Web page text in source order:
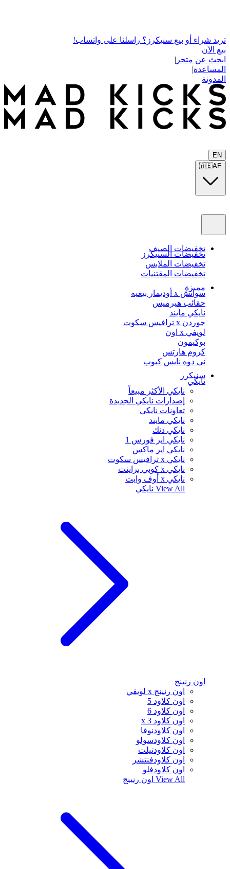
تريد شراء أو بيع سنيكرز؟ راسلنا على واتساب!
بيع الآن|
ابحث عن متجر |
المساعدة|
المدونة
EN
🇦🇪AE
تخفيضات الصيف
تخفيضات السنيكرز
تخفيضات الملابس
تخفيضات المقتنيات
مميزة
سواتش x أوديمار بيغيه
حقائب هيرميس
نايكي مايند
جوردن x ترافيس سكوت
لويفي x اون
بوكيمون
كروم هارتس
ني دوه نايس كيوب
سنيكرز
نايكي
نايكي الأكثر مبيعاً
إصدارات نايكي الجديدة
تعاونات نايكي
نايكي مايند
نايكي دنك
نايكي اير فورس 1
نايكي اير ماكس
نايكي x ترافيس سكوت
نايكي x كوبي براينت
نايكي x أوف وايت
View All نايكي
اون رنينج
اون رنينج x لويفي
اون كلاود 5
اون كلاود 6
اون كلاود x 3
اون كلاودنوفا
اون كلاودسولو
اون كلاودتيلت
اون كلاودفنتشر
اون كلاودفلو
View All اون رنينج